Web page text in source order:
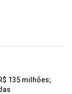
135 milhões;